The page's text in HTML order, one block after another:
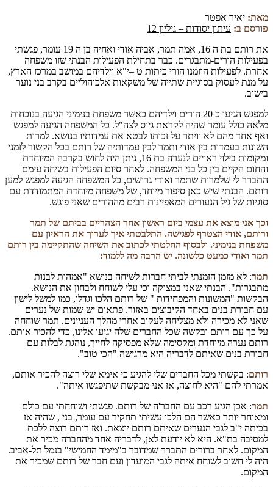
מאת: יאיר אפטר
פורסם ב: עיתון יסודות – גיליון 12
את רותם בת ה 16, אמה תמר, אביה אודי ואחיה בן ה 19 עומר, פגשתי
בפעילות הורים-מתבגרים. כבר בתחילת הפעילות הבנתי שזו משפחה
אחרת. לפעילות הוזמנו הורי כיתות ט –י"א וילדיהם במושב במרכז הארץ,
על מנת לעסוק בסוגיית שתייה של משקאות אלכוהוליים בקרב בני נוער
בישוב.
למפגש הגיעו כ 20 הורים וילדיהם כאשר משפחת בנימיני הגיעה בנוכחות
מלאה כולל עומר שהיה לקראת גיוס לצה"ל. כל המשפחה הגיעה למפגש
ואף אחד מהם לא וויתר על זכותו לבטא את עמדותיו בנושא. למרות
השונות בעמדות בין אודי ותמר לבין עמדותיה של רותם בכל הקשור לזמני
ומקומות בילוי ראויים לנערה בת 16, ניתן היה לחוש בקרבה המיוחדת
והחום הקיים בין כל בני המשפחה. לאחר סיום הפעילות בשיחה עימם
התברר לי שלמרות שתמר ואודי גרושים, כל המשפחה הגיעה למפגש למען
רותם. הבנתי שיש כאן סיפור מיוחד, של משפחה מיוחדת המתמודדת עם
סוגיות של גיל הנעורים המאפיינות רבים מההורים שאני פוגש.
וכך אני מוצא את עצמי ביום ראשון אחר הצהריים בביתם של תמר
ורותם, אודי הצטרף לפגישה. התלבטתי איך לערוך את הראיון עם
משפחת בנימיני. ולבסוף החלטתי לכתוב את השיחה שהתקיימה בין רותם
תמר ואודי כמעט כלשונה. יש הרבה מה ללמוד:
תמר: לא מזמן הזמנתי לביתי חברות לשיחה בנושא "אמהות לבנות
מתבגרות". הבנתי שאני במצוקה וכי עלי לשוחח ולבחון את הנושא.
הבקשות "המשונות והמפחידות " של רותם הלכו וגדלו, כמו למשל לישון
עם חבורת בנים באחד הקיבוצים באזור. פתאום יש שמות של נערים
שאני לא מכירה ולא מצליחה לעקוב אחרי מהלך העניינים. תמר שוחחה
על כך עם רותם ובקשה שכל החברים שלה יגיעו אלינו, כדי להכיר אותם.
רותם נערה מיוחדת ומקסימה שלא מפסיקה לחייך, נוהגת לבלות עם
חבורת בנים שאיתם לדבריה היא מרגישה "הכי טוב".
רותם: בקשתי מכל החברים שלי להגיע כי אימא שלי רוצה להכיר אותם,
אמרתי להם "היא לחוצה, אז אני מבקשת שתיפגשו איתה".
תמר: אכן הגיע רכב עם החבר'ה של רותם. פגשתי ושוחחתי עם כולם
ומאוחר יותר כאשר הם הלכו עשיתי תחקיר עם עומר, בני , שהיה אז
בכיתה י"ב לגבי הנערים שאיתם רותם יוצאת. ואז רותם רוצה ללכת
למסיבה בת"א. היא לא יודעת לאן, לדבריה אחד מהחברה מכיר את
המקום. לאחר ברורים התברר שמדובר ב"מימד החמישי" בנמל תל-אביב.
היה לי חשוב לשוחח איתה לגבי המועדון ועם חבר של רותם שמכיר את
המקום.